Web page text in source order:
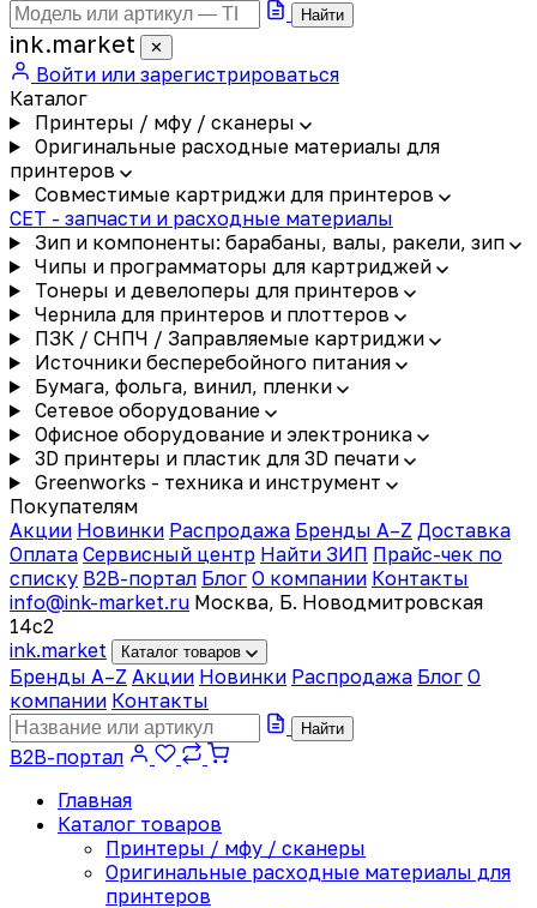
Найти
ink.market ✕
Войти или зарегистрироваться
Каталог
Принтеры / мфу / сканеры
Оригинальные расходные материалы для
принтеров
Совместимые картриджи для принтеров
CET - запчасти и расходные материалы
Зип и компоненты: барабаны, валы, ракели, зип
Чипы и программаторы для картриджей
Тонеры и девелоперы для принтеров
Чернила для принтеров и плоттеров
ПЗК / СНПЧ / Заправляемые картриджи
Источники бесперебойного питания
Бумага, фольга, винил, пленки
Сетевое оборудование
Офисное оборудование и электроника
3D принтеры и пластик для 3D печати
Greenworks - техника и инструмент
Покупателям
Акции Новинки Распродажа Бренды A–Z Доставка
Оплата Сервисный центр Найти ЗИП Прайс-чек по
списку B2B-портал Блог О компании Контакты
info@ink-market.ru Москва, Б. Новодмитровская
14с2
ink.market Каталог товаров
Бренды A–Z Акции Новинки Распродажа Блог О
компании Контакты
Найти
B2B-портал
Главная
Каталог товаров
Принтеры / мфу / сканеры
Оригинальные расходные материалы для
принтеров